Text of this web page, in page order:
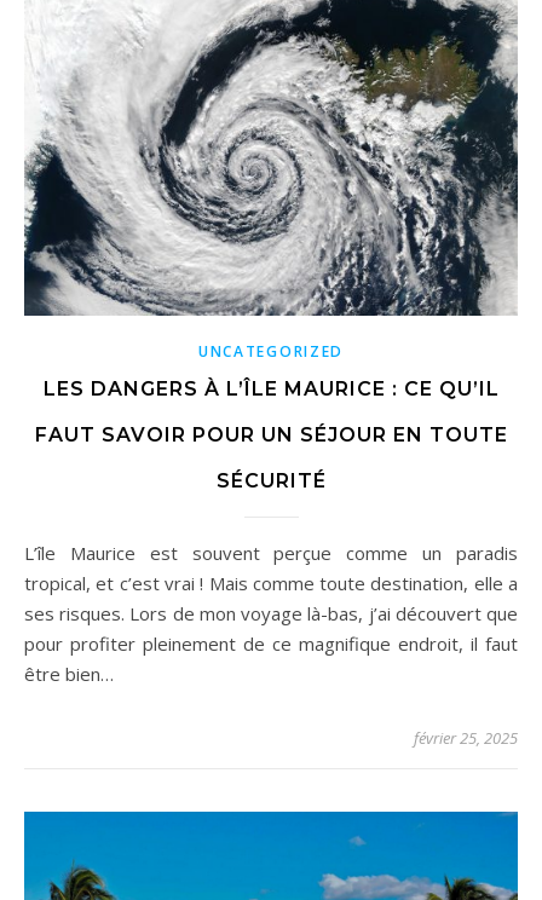
UNCATEGORIZED
LES DANGERS À L’ÎLE MAURICE : CE QU’IL
FAUT SAVOIR POUR UN SÉJOUR EN TOUTE
SÉCURITÉ
L’île Maurice est souvent perçue comme un paradis
tropical, et c’est vrai ! Mais comme toute destination, elle a
ses risques. Lors de mon voyage là-bas, j’ai découvert que
pour profiter pleinement de ce magnifique endroit, il faut
être bien…
février 25, 2025